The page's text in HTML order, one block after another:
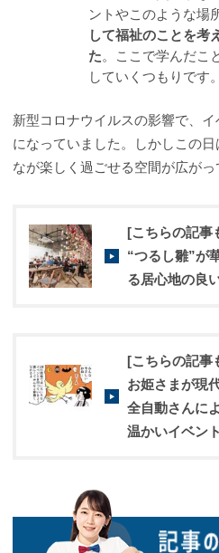
ントやこのような場
して福祉のことを考
た。ここで学んだこ
していくつもりです。
新型コロナウイルスの影響で、
になっていました。しかしこの
なが楽しく過ごせる空間が広がっ
[こちらの記事
“つるし雛”が
る居心地の良
[こちらの記事
お姫さまが現
全自動さんに
温かいイベン